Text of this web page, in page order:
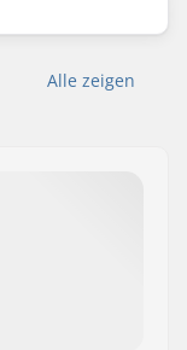
Alle zeigen